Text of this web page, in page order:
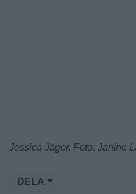
Jessica Jäger. Foto: Janine
DELA